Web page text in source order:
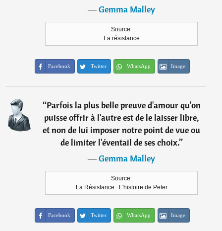
―Gemma Malley
Source:
La résistance
Facebook Twitter WhatsApp Image
“Parfois la plus belle preuve d'amour qu'on
puisse offrir à l'autre est de le laisser libre,
et non de lui imposer notre point de vue ou
de limiter l'éventail de ses choix.”
―Gemma Malley
Source:
La Résistance : L'histoire de Peter
Facebook Twitter WhatsApp Image